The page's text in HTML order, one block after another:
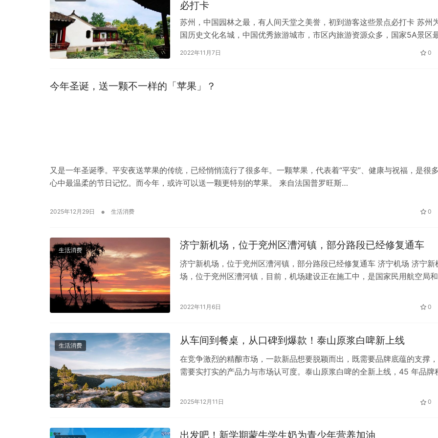
必打卡
苏州，中国园林之最，有人间天堂之美誉，初到游客这些景点必打卡 苏州
国历史文化名城，中国优秀旅游城市，市区内旅游资源众多，国家5A景区
2022年11月7日 0
今年圣诞，送一颗不一样的「苹果」？
又是一年圣诞季。平安夜送苹果的传统，已经悄悄流行了很多年。一颗苹果，代表着“平安”、健康与祝福，是很
心中最温柔的节日记忆。而今年，或许可以送一颗更特别的苹果。 来自法国普罗旺斯…
2025年12月29日 • 生活消费 0
生活消费 济宁新机场，位于兖州区漕河镇，部分路段已经修复通车
济宁新机场，位于兖州区漕河镇，部分路段已经修复通车 济宁机场 济宁新
场，位于兖州区漕河镇，目前，机场建设正在施工中，是国家民用航空局和
2022年11月6日 0
生活消费 从车间到餐桌，从口碑到爆款！泰山原浆白啤新上线
在竞争激烈的精酿市场，一款新品想要脱颖而出，既需要品牌底蕴的支撑
需要实打实的产品力与市场认可度。泰山原浆白啤的全新上线，45 年品牌
2025年12月11日 0
出发吧！新学期蒙牛学生奶为青少年营养加油